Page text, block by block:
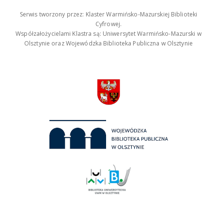
Serwis tworzony przez: Klaster Warmińsko-Mazurskiej Biblioteki
Cyfrowej.
Współzałożycielami Klastra są: Uniwersytet Warmińsko-Mazurski w
Olsztynie oraz Wojewódzka Biblioteka Publiczna w Olsztynie